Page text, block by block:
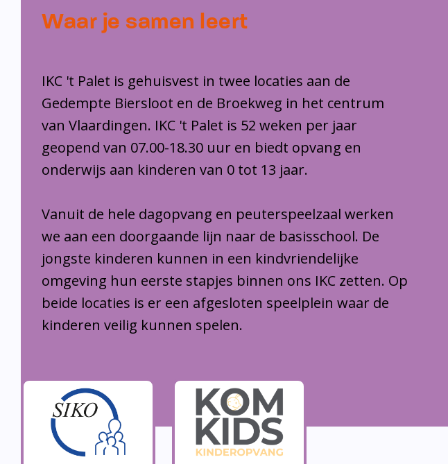
Waar je samen leert
IKC 't Palet is gehuisvest in twee locaties aan de
Gedempte Biersloot en de Broekweg in het centrum
van Vlaardingen. IKC 't Palet is 52 weken per jaar
geopend van 07.00-18.30 uur en biedt opvang en
onderwijs aan kinderen van 0 tot 13 jaar.
Vanuit de hele dagopvang en peuterspeelzaal werken
we aan een doorgaande lijn naar de basisschool. De
jongste kinderen kunnen in een kindvriendelijke
omgeving hun eerste stapjes binnen ons IKC zetten. Op
beide locaties is er een afgesloten speelplein waar de
kinderen veilig kunnen spelen.